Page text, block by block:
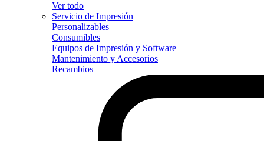
Ver todo
Servicio de Impresión
Personalizables
Consumibles
Equipos de Impresión y Software
Mantenimiento y Accesorios
Recambios